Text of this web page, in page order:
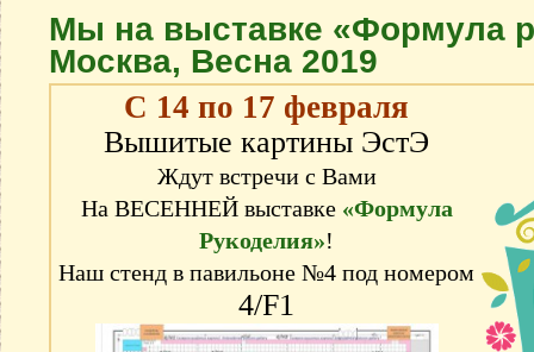
Мы на выставке «Формула
Москва, Весна 2019
С 14 по 17 февраля
Вышитые картины ЭстЭ
Ждут встречи с Вами
На ВЕСЕННЕЙ выставке «Формула
Рукоделия»!
Наш стенд в павильоне №4 под номером
4/F1